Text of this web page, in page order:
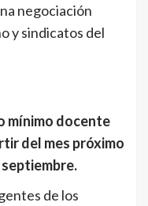
negociación
y sindicatos del
mínimo docente
del mes próximo
septiembre.
de los